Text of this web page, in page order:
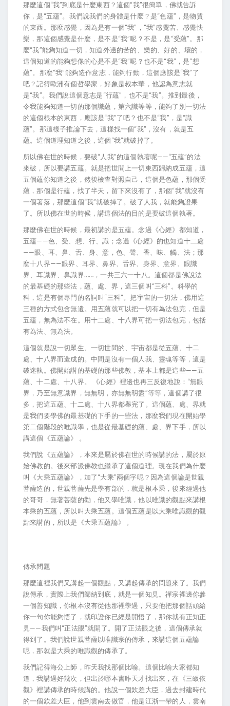
那麼這個“我”到底是什麼東西？這個“我”很簡單，佛就告訴
你，是“五蘊”。我們說我們的身體是什麼？是“色蘊”，是物質
的東西。那麼感覺，因為是有一個“我”，“我”感覺苦、感覺快
樂，那這個感覺是什麼，是不是“我”呢？不是，是“受蘊”。那
麼“我”能夠知道一切，知道外邊的苦的、樂的、好的、壞的，
這個知道的能夠想像的心是不是“我”呢？也不是“我”，是“想
蘊”。那麼“我”能夠造作意志，能夠行動，這個應該是“我”了
吧？記得歐洲有個哲學家，好象是叔本華，他認為意志就
是“我”。我們說這個意志是“行蘊”，也不是“我”。推到最後，
令我能夠知道一切的那個識蘊，第六識等等，能夠了別一切法
的這個根本的東西，應該是“我”了吧？也不是“我”，是“識
蘊”。那這樣子推論下去，這樣找一個“我”，沒有，就是五
蘊。這個道理知道之後，這個“我”就破掉了。
所以佛在世的時候，要破“人我”的這個執著呢——“五蘊”的法
來破，所以要講五蘊。就是把世間上一切東西歸納成五蘊，這
五個蘊你知道之後，然後檢查對照自己，這個是色蘊，那個受
蘊，那個是行蘊，找了半天，留下來沒有了，那個“我”就沒有
一個著落，那麼這個“我”就破掉了。破了人我，就能夠證果
了。所以佛在世的時候，講這個法的目的是要破這個執著。
那麼佛在世的時候，最初講的是五蘊。念過《心經》都知道，
五蘊——色、受、想、行、識；念過《心經》的也知道十二處
——眼、耳、鼻、舌、身、意，色、聲、香、味、觸、法；那
麼十八界——眼界、耳界、鼻界、舌界、身界、意界、眼識
界、耳識界、鼻識界……，一共三六一十八。這個都是佛說法
的最基礎的那些法，蘊、處、界，這三個叫“三科”。科學的
科，這是有個專門的名詞叫“三科”。把宇宙的一切法，佛用這
三種的方式包含無遺。用五蘊就可以把一切有為法包完，但是
五蘊，無為法不在。用十二處、十八界可把一切法包完，包括
有為法、無為法。
這個就是說一切眾生、一切世間的、宇宙都是從五蘊、十二
處、十八界而造成的。中間是沒有一個人我、靈魂等等，這是
破迷執。佛開始講的基礎的那些佛教，基本上都是這些——五
蘊、十二處、十八界。 《心經》裡邊也再三反復地說：“無眼
界，乃至無意識界，無無明，亦無無明盡”等等，這個講了很
多，把這五蘊、十二處、十八界都舉完了。這個蘊、處、界就
是我們要學佛的最基礎的下手的一些法，那麼我們現在開始學
第二個階段的唯識學，也是從最基礎的蘊、處、界下手，所以
講這個《五蘊論》 。
我們說《五蘊論》，本來是屬於佛在世的時候講的法，屬於原
始佛教的。後來部派佛教也繼承了這個道理。現在我們為什麼
叫《大乘五蘊論》，加了“大乘”兩個字呢？因為這個論是世親
菩薩造的，世親菩薩先是學有部的，就是根本乘，後來經過他
的哥哥，無著菩薩的勸，他又學唯識，他以唯識的觀點來講根
本乘的五蘊，所以叫大乘五蘊。這個五蘊是以大乘唯識觀的觀
點來講的，所以是《大乘五蘊論》 。
傳承問題
那麼這裡我們又講起一個觀點，又講起傳承的問題來了。我們
說傳承，實際上我們歸納到底，就是一個知見。禪宗裡邊你參
一個善知識，你根本沒有從他那裡學過，只要他把那個話頭給
你一句你能夠悟了，就印證你已經是開悟了，那你就有正知正
見——我們叫“正法眼”就開了。開了正法眼之後，這個傳承就
得到了。我們說世親菩薩以唯識宗的傳承，來講這個五蘊論
呢，那就是大乘的唯識觀的傳承了。
我們記得海公上師，昨天我找那個比喻。這個比喻大家都知
道，我講過好幾次，但出於哪本書昨天才找出來，在《三皈依
觀》裡講傳承的時候講的。他說一個欽差大臣，過去封建時代
的一個欽差大臣，他到雲南去做官，他是江浙一帶的人，雲南